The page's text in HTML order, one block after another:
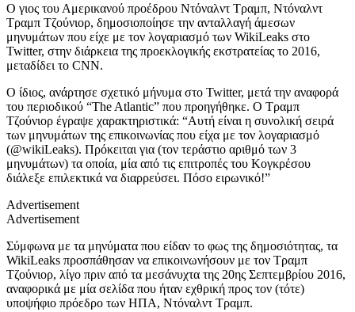
Ο γιος του Αμερικανού προέδρου Ντόναλντ Τραμπ, Ντόναλντ
Τραμπ Τζούνιορ, δημοσιοποίησε την ανταλλαγή άμεσων
μηνυμάτων που είχε με τον λογαριασμό των WikiLeaks στο
Twitter, στην διάρκεια της προεκλογικής εκστρατείας το 2016,
μεταδίδει το CNN.
Ο ίδιος, ανάρτησε σχετικό μήνυμα στο Twitter, μετά την αναφορά
του περιοδικού “The Atlantic” που προηγήθηκε. Ο Τραμπ
Τζούνιορ έγραψε χαρακτηριστικά: “Αυτή είναι η συνολική σειρά
των μηνυμάτων της επικοινωνίας που είχα με τον λογαριασμό
(@wikiLeaks). Πρόκειται για (τον τεράστιο αριθμό των 3
μηνυμάτων) τα οποία, μία από τις επιτροπές του Κογκρέσου
διάλεξε επιλεκτικά να διαρρεύσει. Πόσο ειρωνικό!”
Advertisement
Advertisement
Σύμφωνα με τα μηνύματα που είδαν το φως της δημοσιότητας, τα
WikiLeaks προσπάθησαν να επικοινωνήσουν με τον Τραμπ
Τζούνιορ, λίγο πριν από τα μεσάνυχτα της 20ης Σεπτεμβρίου 2016,
αναφορικά με μία σελίδα που ήταν εχθρική προς τον (τότε)
υποψήφιο πρόεδρο των ΗΠΑ, Ντόναλντ Τραμπ.